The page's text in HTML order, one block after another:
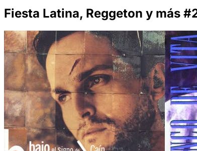
Fiesta Latina, Reggeton y más